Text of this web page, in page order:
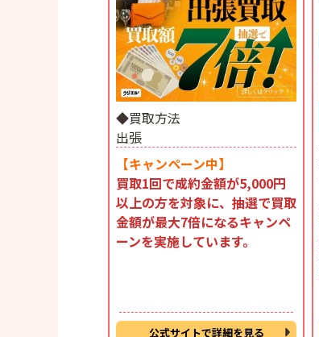
◆買取方法
出張
【キャンペーン中】
買取1回で成約金額が5,000円
以上の方を対象に、抽選で買取
金額が最大7倍になるキャンペ
ーンを実施しています。
公式サイトで詳細を見る